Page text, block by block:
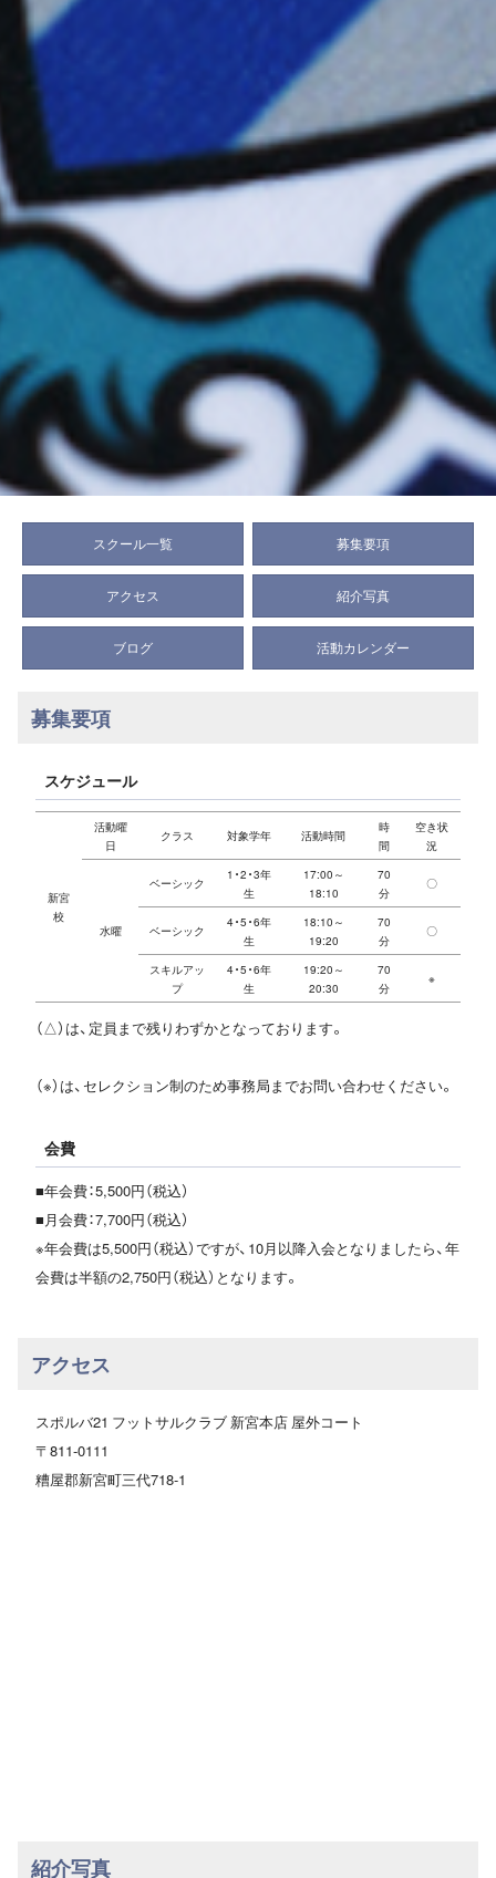
スクール一覧 募集要項
アクセス 紹介写真
ブログ 活動カレンダー
募集要項
スケジュール
新宮
校
活動曜
日
クラス 対象学年 活動時間
時
間
空き状
況
水曜
ベーシック
1・2・3年
生
17:00～
18:10
70
分
〇
ベーシック
4・5・6年
生
18:10～
19:20
70
分
〇
スキルアッ
プ
4・5・6年
生
19:20～
20:30
70
分
※
（△）は、定員まで残りわずかとなっております。
（※）は、セレクション制のため事務局までお問い合わせください。
会費
■年会費：5,500円（税込）
■月会費：7,700円（税込）
※年会費は5,500円（税込）ですが、10月以降入会となりましたら、年
会費は半額の2,750円（税込）となります。
アクセス
スポルバ21 フットサルクラブ 新宮本店 屋外コート
〒811-0111
糟屋郡新宮町三代718-1
紹介写真